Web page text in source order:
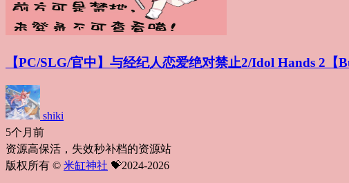
【PC/SLG/官中】与经纪人恋爱绝对禁止2/Idol Hands 2【
shiki
5个月前
资源高保活，失效秒补档的资源站
版权所有 © 米缸神社 💝2024-2026